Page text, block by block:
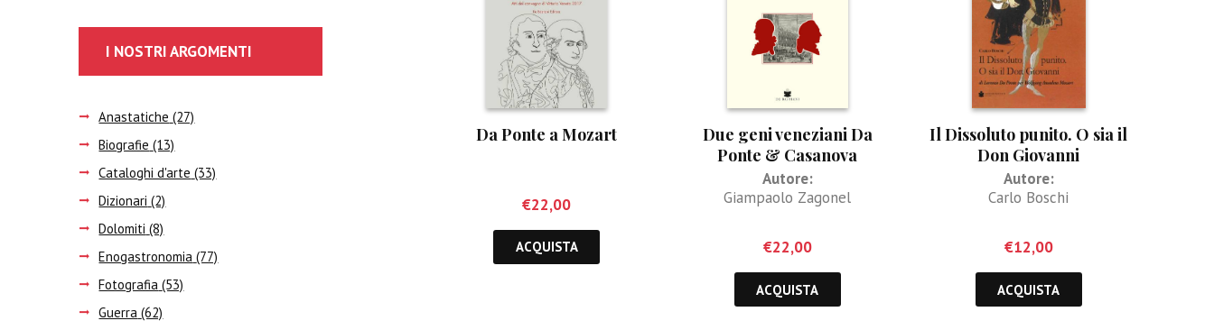
Da Ponte a Mozart
€22,00
ACQUISTA
Due geni veneziani Da
Ponte & Casanova
Autore:
Giampaolo Zagonel
€22,00
ACQUISTA
Il Dissoluto punito. O sia il
Don Giovanni
Autore:
Carlo Boschi
€12,00
ACQUISTA
I NOSTRI ARGOMENTI
Anastatiche (27)
Biografie (13)
Cataloghi d'arte (33)
Dizionari (2)
Dolomiti (8)
Enogastronomia (77)
Fotografia (53)
Guerra (62)